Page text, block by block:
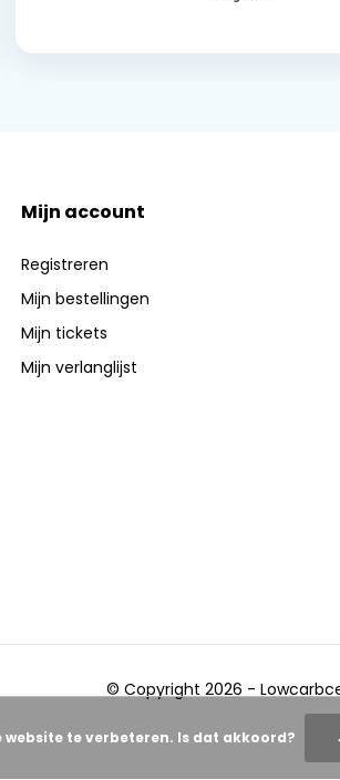
Mijn account
Registreren
Mijn bestellingen
Mijn tickets
Mijn verlanglijst
© Copyright 2026 -
te verbeteren. Is dat akkoord?